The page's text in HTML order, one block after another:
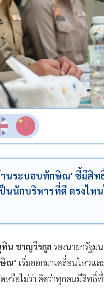
นระบอบทักษิณ' ชี้มีสิท
นนักบริหารที่ดี ตรงไห
น ชาญวีรกูล รองนายกรัฐม
ษิณ" เริ่มออกมาเคลื่อนไหวแล
หรือไม่ว่า คิดว่าทุกคนมีสิทธิ์